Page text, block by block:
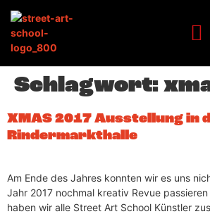
springen
Schlagwort:
XMAS 2017 Ausstellung in
Rindermarkthalle
Am Ende des Jahres konnten wir es uns
Jahr 2017 nochmal kreativ Revue
haben wir alle Street Art School Künstler